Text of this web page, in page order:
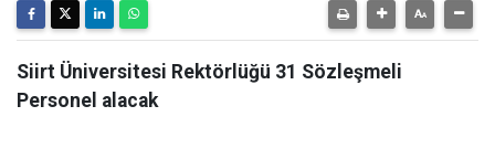
Siirt Üniversitesi Rektörlüğü 31 Sözleşmeli
Personel alacak